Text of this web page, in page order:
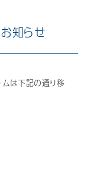
知らせ
は下記の通り移